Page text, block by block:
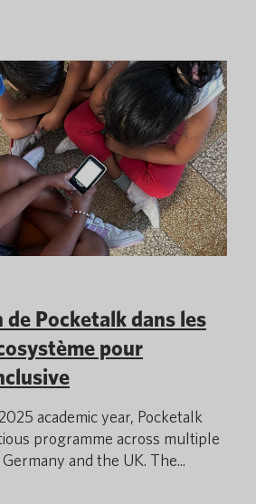
Pocketalk dans les
pour
academic year, Pocketalk
programme across multiple
and the UK. The...